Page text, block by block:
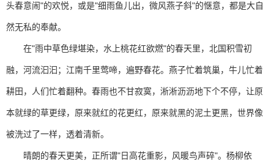
头春意闹"的欢悦，或是"细雨鱼儿出，微风燕子斜"的惬意，都是大自
然无私的奉献。
在"雨中草色绿堪染，水上桃花红欲燃"的春天里，北国积雪初
融，河流汩汩；江南千里莺啼，遍野春花。燕子忙着筑巢，牛儿忙着
耕田，人们忙着翻种。春雨也不甘寂寞，淅淅沥沥地下个不停，让原
本就绿的草更绿，原来就红的花更红，原来就黑的泥土更黑，世界像
被洗过了一样，透着清新。
晴朗的春天更美，正所谓"日高花重影，风暖鸟声碎"。杨柳依